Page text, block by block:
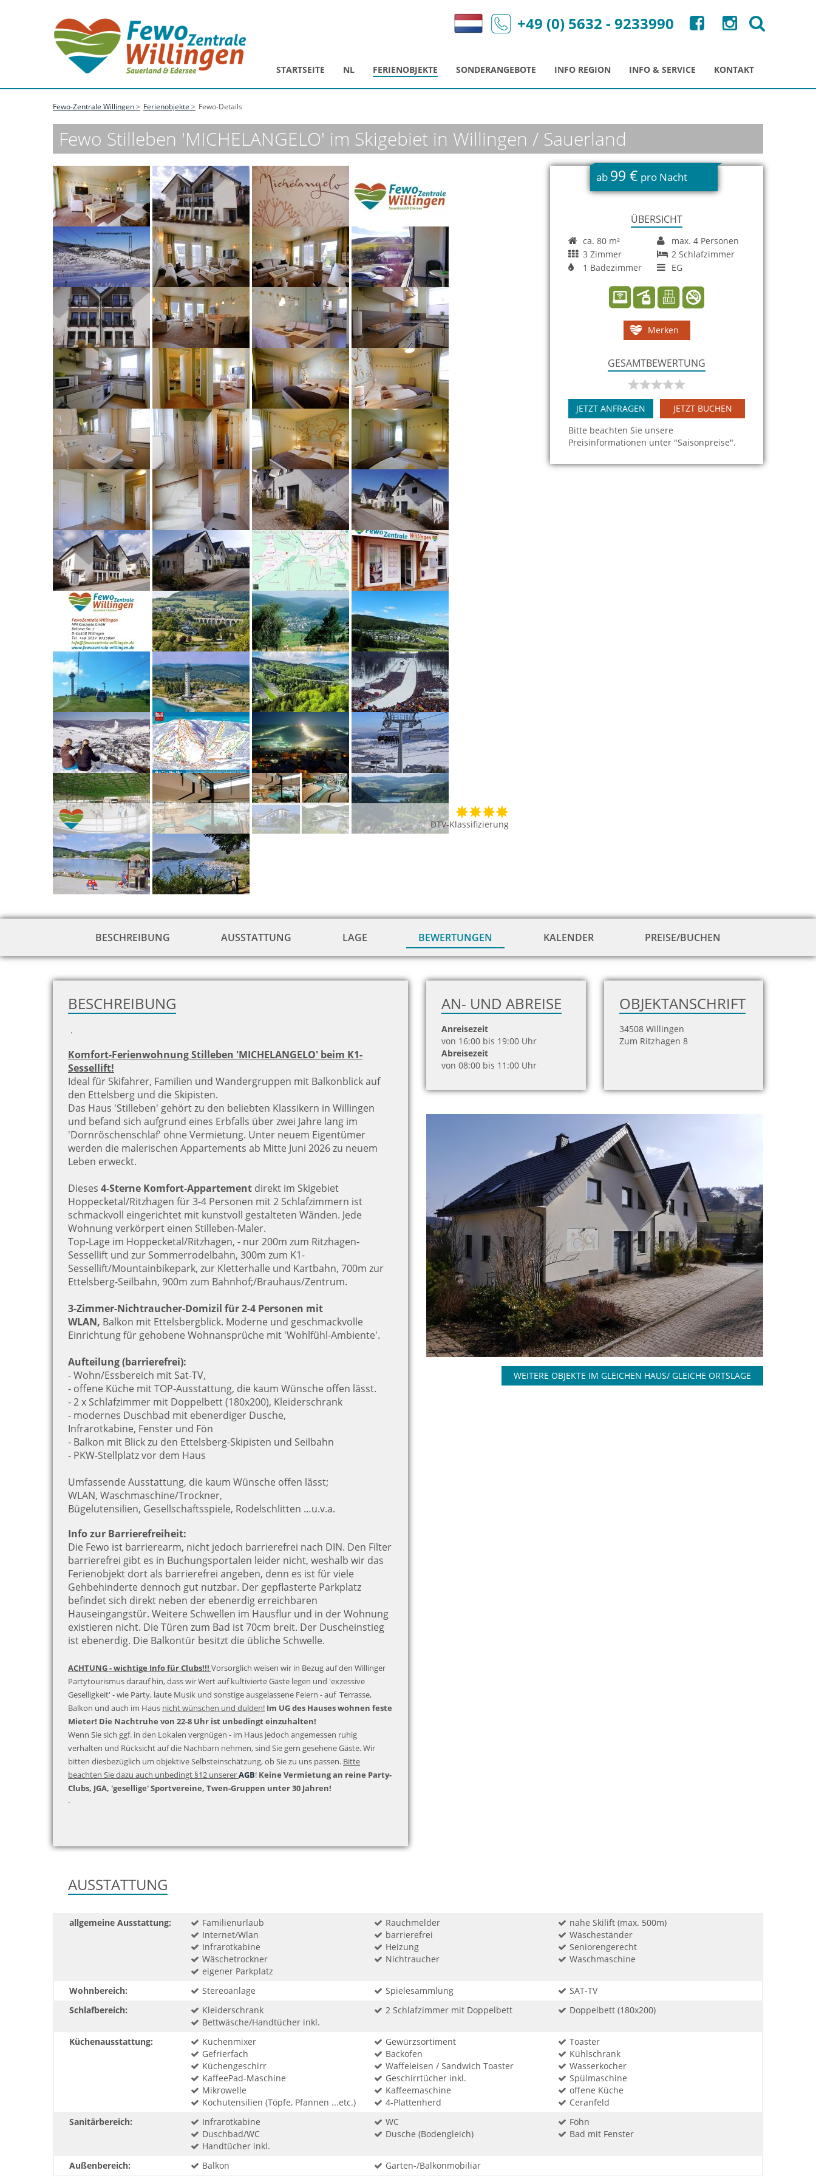
STARTSEITE NL FERIENOBJEKTE SONDERANGEBOTE INFO REGION INFO & SERVICE KONTAKT
+49 (0) 5632 - 9233990
Fewo-Zentrale Willingen Ferienobjekte Fewo-Details
Fewo Stilleben 'MICHELANGELO' im Skigebiet in Willingen / Sauerland
DTV-Klassifizierung
ab 99 € pro Nacht
ÜBERSICHT
ca. 80 m²
max. 4 Personen
3 Zimmer
2 Schlafzimmer
1 Badezimmer
EG
Merken
GESAMTBEWERTUNG
JETZT ANFRAGEN
JETZT BUCHEN
Bitte beachten Sie unsere
Preisinformationen unter "Saisonpreise".
BESCHREIBUNG AUSSTATTUNG LAGE BEWERTUNGEN KALENDER PREISE/BUCHEN
BESCHREIBUNG
.
Komfort-Ferienwohnung Stilleben 'MICHELANGELO' beim K1-
Sessellift!
Ideal für Skifahrer, Familien und Wandergruppen mit Balkonblick auf
den Ettelsberg und die Skipisten.
Das Haus 'Stilleben' gehört zu den beliebten Klassikern in Willingen
und befand sich aufgrund eines Erbfalls über zwei Jahre lang im
'Dornröschenschlaf' ohne Vermietung. Unter neuem Eigentümer
werden die malerischen Appartements ab Mitte Juni 2026 zu neuem
Leben erweckt.
Dieses 4-Sterne Komfort-Appartement direkt im Skigebiet
Hoppecketal/Ritzhagen für 3-4 Personen mit 2 Schlafzimmern ist
schmackvoll eingerichtet mit kunstvoll gestalteten Wänden. Jede
Wohnung verkörpert einen Stilleben-Maler.
Top-Lage im Hoppecketal/Ritzhagen, - nur 200m zum Ritzhagen-
Sessellift und zur Sommerrodelbahn, 300m zum K1-
Sessellift/Mountainbikepark, zur Kletterhalle und Kartbahn, 700m zur
Ettelsberg-Seilbahn, 900m zum Bahnhof;/Brauhaus/Zentrum.
3-Zimmer-Nichtraucher-Domizil für 2-4 Personen mit
WLAN, Balkon mit Ettelsbergblick. Moderne und geschmackvolle
Einrichtung für gehobene Wohnansprüche mit 'Wohlfühl-Ambiente'.
Aufteilung (barrierefrei):
- Wohn/Essbereich mit Sat-TV,
- offene Küche mit TOP-Ausstattung, die kaum Wünsche offen lässt.
- 2 x Schlafzimmer mit Doppelbett (180x200), Kleiderschrank
- modernes Duschbad mit ebenerdiger Dusche,
Infrarotkabine, Fenster und Fön
- Balkon mit Blick zu den Ettelsberg-Skipisten und Seilbahn
- PKW-Stellplatz vor dem Haus
Umfassende Ausstattung, die kaum Wünsche offen lässt;
WLAN, Waschmaschine/Trockner,
Bügelutensilien, Gesellschaftsspiele, Rodelschlitten …u.v.a.
Info zur Barrierefreiheit:
Die Fewo ist barrierearm, nicht jedoch barrierefrei nach DIN. Den Filter
barrierefrei gibt es in Buchungsportalen leider nicht, weshalb wir das
Ferienobjekt dort als barrierefrei angeben, denn es ist für viele
Gehbehinderte dennoch gut nutzbar. Der gepflasterte Parkplatz
befindet sich direkt neben der ebenerdig erreichbaren
Hauseingangstür. Weitere Schwellen im Hausflur und in der Wohnung
existieren nicht. Die Türen zum Bad ist 70cm breit. Der Duscheinstieg
ist ebenerdig. Die Balkontür besitzt die übliche Schwelle.
ACHTUNG - wichtige Info für Clubs!!! Vorsorglich weisen wir in Bezug auf den Willinger
Partytourismus darauf hin, dass wir Wert auf kultivierte Gäste legen und 'exzessive
Geselligkeit' - wie Party, laute Musik und sonstige ausgelassene Feiern - auf Terrasse,
Balkon und auch im Haus nicht wünschen und dulden! Im UG des Hauses wohnen feste
Mieter! Die Nachtruhe von 22-8 Uhr ist unbedingt einzuhalten!
Wenn Sie sich ggf. in den Lokalen vergnügen - im Haus jedoch angemessen ruhig
verhalten und Rücksicht auf die Nachbarn nehmen, sind Sie gern gesehene Gäste. Wir
bitten diesbezüglich um objektive Selbsteinschätzung, ob Sie zu uns passen. Bitte
beachten Sie dazu auch unbedingt §12 unsererAGB! Keine Vermietung an reine Party-
Clubs, JGA, 'gesellige' Sportvereine, Twen-Gruppen unter 30 Jahren!
.
AN- UND ABREISE
Anreisezeit
von 16:00 bis 19:00 Uhr
Abreisezeit
von 08:00 bis 11:00 Uhr
OBJEKTANSCHRIFT
34508 Willingen
Zum Ritzhagen 8
WEITERE OBJEKTE IM GLEICHEN HAUS/ GLEICHE ORTSLAGE
zur
AUSSTATTUNG
allgemeine Ausstattung: Familienurlaub Rauchmelder
nahe Skilift (max. 500m)
Internet/Wlan
barrierefrei
Wäscheständer
Infrarotkabine
Heizung
Seniorengerecht
Wäschetrockner
Nichtraucher
Waschmaschine
eigener Parkplatz
Wohnbereich:
Stereoanlage Spielesammlung
SAT-TV
Schlafbereich:
Kleiderschrank 2 Schlafzimmer mit Doppelbett
Doppelbett (180x200)
Bettwäsche/Handtücher inkl.
Küchenausstattung:
Küchenmixer Gewürzsortiment
Toaster
Gefrierfach
Backofen
Kühlschrank
Küchengeschirr
Waffeleisen / Sandwich Toaster
Wasserkocher
KaffeePad-Maschine
Geschirrtücher inkl.
Spülmaschine
Mikrowelle
Kaffeemaschine
offene Küche
Kochutensilien (Töpfe, Pfannen ...etc.)
4-Plattenherd
Ceranfeld
Sanitärbereich:
Infrarotkabine WC
Föhn
Duschbad/WC
Dusche (Bodengleich)
Bad mit Fenster
Handtücher inkl.
Außenbereich:
Balkon Garten-/Balkonmobiliar